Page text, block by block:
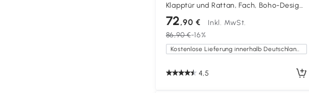
Klapptür und Rattan, Fach, Boho-Design,
für Wohnzimmer, Schlafzimmer, Weiß
72,90 €
Inkl. MwSt.
86,90 €-16%
Kostenlose Lieferung innerhalb Deutschlands
4,5